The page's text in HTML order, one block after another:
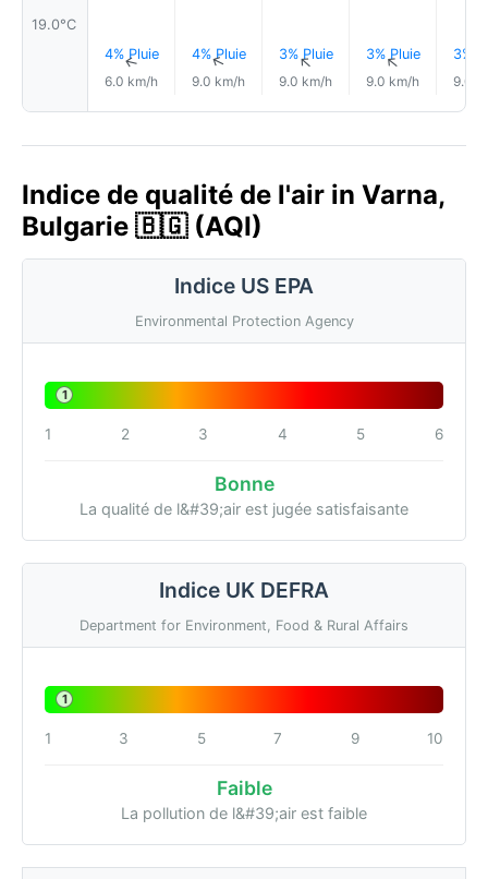
19.0°C
4% Pluie
↑
6.0 km/h
4% Pluie
↑
9.0 km/h
3% Pluie
↑
9.0 km/h
3% Pluie
↑
9.0 km/h
3%
9.0
Indice de qualité de l'air in Varna,
Bulgarie 🇧🇬 (AQI)
Indice US EPA
Environmental Protection Agency
1
1 2 3 4 5 6
Bonne
La qualité de l&#39;air est jugée satisfaisante
Indice UK DEFRA
Department for Environment, Food & Rural Affairs
1
1 3 5 7 9 10
Faible
La pollution de l&#39;air est faible